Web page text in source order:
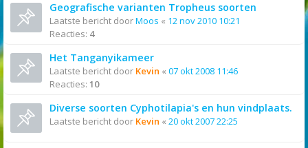
Geografische varianten Tropheus soorten
Laatste bericht doorMoos « 12 nov 2010 10:21
Reacties: 4
Het Tanganyikameer
Laatste bericht door Kevin « 07 okt 2008 11:46
Reacties: 10
Diverse soorten Cyphotilapia's en hun vindplaats.
Laatste bericht door Kevin « 20 okt 2007 22:25